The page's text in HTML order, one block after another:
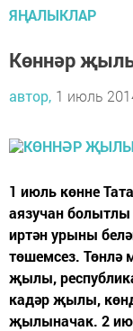
ЯҢАЛЫКЛАР
Көннәр
автор, 1 июль
1 июль көнне
аязучан
иртән урыны
төшемсез. Төнлә
җылы,
кадәр җылы,
җылыначак. 2